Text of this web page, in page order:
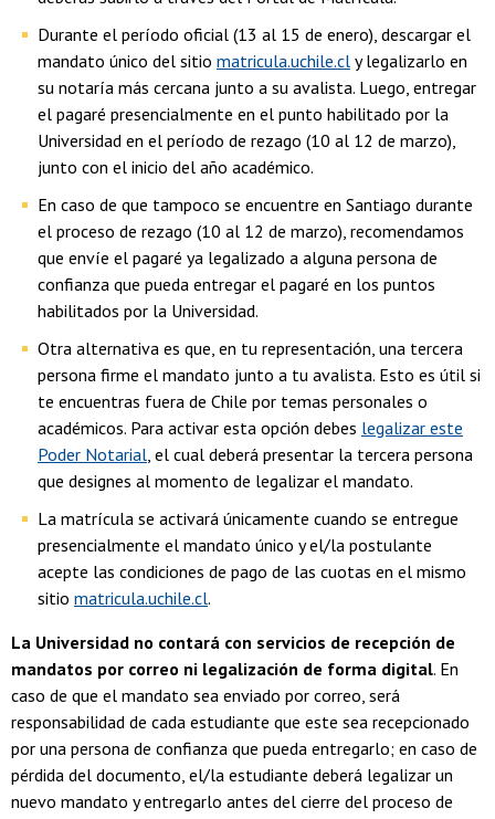
Durante el período oficial (13 al 15 de enero), descargar el
mandato único del sitio matricula.uchile.cl y legalizarlo en
su notaría más cercana junto a su avalista. Luego, entregar
el pagaré presencialmente en el punto habilitado por la
Universidad en el período de rezago (10 al 12 de marzo),
junto con el inicio del año académico.
En caso de que tampoco se encuentre en Santiago durante
el proceso de rezago (10 al 12 de marzo), recomendamos
que envíe el pagaré ya legalizado a alguna persona de
confianza que pueda entregar el pagaré en los puntos
habilitados por la Universidad.
Otra alternativa es que, en tu representación, una tercera
persona firme el mandato junto a tu avalista. Esto es útil si
te encuentras fuera de Chile por temas personales o
académicos. Para activar esta opción debes legalizar este
Poder Notarial, el cual deberá presentar la tercera persona
que designes al momento de legalizar el mandato.
La matrícula se activará únicamente cuando se entregue
presencialmente el mandato único y el/la postulante
acepte las condiciones de pago de las cuotas en el mismo
sitio matricula.uchile.cl.
La Universidad no contará con servicios de recepción de
mandatos por correo ni legalización de forma digital. En
caso de que el mandato sea enviado por correo, será
responsabilidad de cada estudiante que este sea recepcionado
por una persona de confianza que pueda entregarlo; en caso de
pérdida del documento, el/la estudiante deberá legalizar un
nuevo mandato y entregarlo antes del cierre del proceso de